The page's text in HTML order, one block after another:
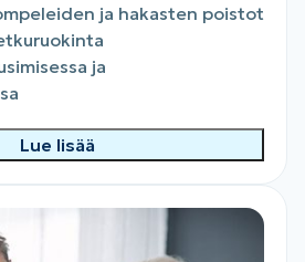
ja hakasten poistot
ja
Lue lisää